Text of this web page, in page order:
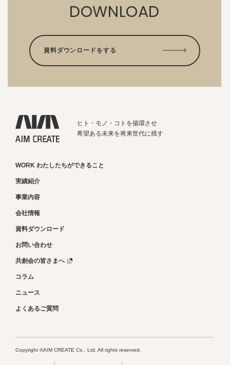
DOWNLOAD
資料ダウンロードをする
ヒト・モノ・コトを循環させ
希望ある未来を将来世代に残す
WORK わたしたちができること
実績紹介
事業内容
会社情報
資料ダウンロード
お問い合わせ
共創会の皆さまへ
コラム
ニュース
よくあるご質問
Copyright ©AIM CREATE Co., Ltd. All rights reserved.